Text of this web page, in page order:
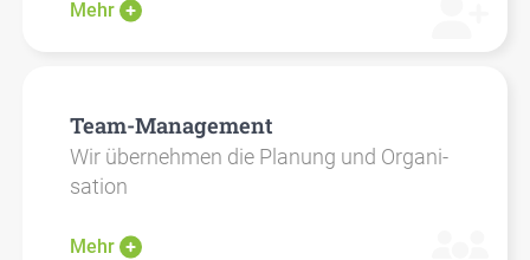
Mehr
Team-Manage­ment
Wir über­neh­men die Pla­nung und Orga­ni­
sa­ti­on
Mehr